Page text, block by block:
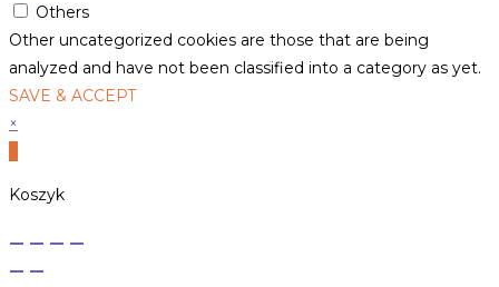
Others
Other uncategorized cookies are those that are being
analyzed and have not been classified into a category as yet.
SAVE & ACCEPT
×
Koszyk